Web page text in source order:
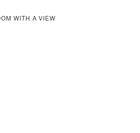
WITH A VIEW